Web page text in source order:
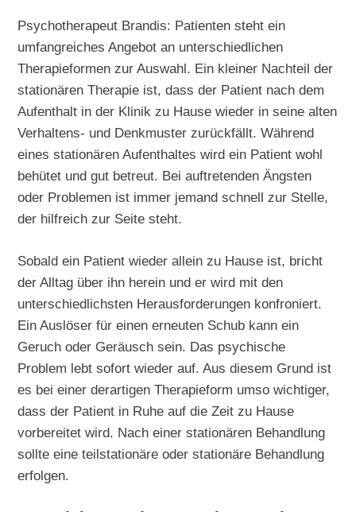
Psychotherapeut Brandis: Patienten steht ein
umfangreiches Angebot an unterschiedlichen
Therapieformen zur Auswahl. Ein kleiner Nachteil der
stationären Therapie ist, dass der Patient nach dem
Aufenthalt in der Klinik zu Hause wieder in seine alten
Verhaltens- und Denkmuster zurückfällt. Während
eines stationären Aufenthaltes wird ein Patient wohl
behütet und gut betreut. Bei auftretenden Ängsten
oder Problemen ist immer jemand schnell zur Stelle,
der hilfreich zur Seite steht.
Sobald ein Patient wieder allein zu Hause ist, bricht
der Alltag über ihn herein und er wird mit den
unterschiedlichsten Herausforderungen konfroniert.
Ein Auslöser für einen erneuten Schub kann ein
Geruch oder Geräusch sein. Das psychische
Problem lebt sofort wieder auf. Aus diesem Grund ist
es bei einer derartigen Therapieform umso wichtiger,
dass der Patient in Ruhe auf die Zeit zu Hause
vorbereitet wird. Nach einer stationären Behandlung
sollte eine teilstationäre oder stationäre Behandlung
erfolgen.